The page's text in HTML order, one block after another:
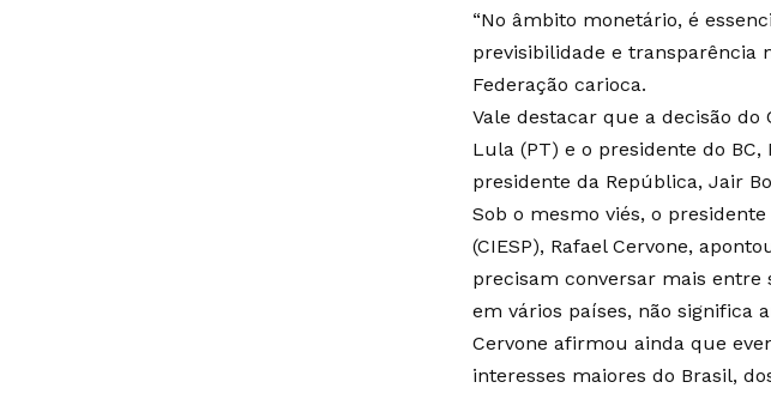
“No âmbito monetário, é
previsibilidade e transparência
Federação carioca.
Vale destacar que a decisão
Lula (PT) e o presidente do
presidente da República, Jair
Sob o mesmo viés, o
(CIESP), Rafael Cervone,
precisam conversar mais entre
em vários países, não significa
Cervone afirmou ainda que
interesses maiores do Brasil,